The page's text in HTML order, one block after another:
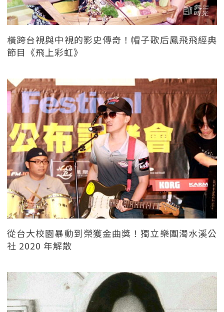
橫跨台視與中視的影史傳奇！帽子歌后鳳飛飛經典
節目《飛上彩虹》
從台大校園暴動到榮獲金曲獎！獨立樂團濁水溪公
社 2020 年解散